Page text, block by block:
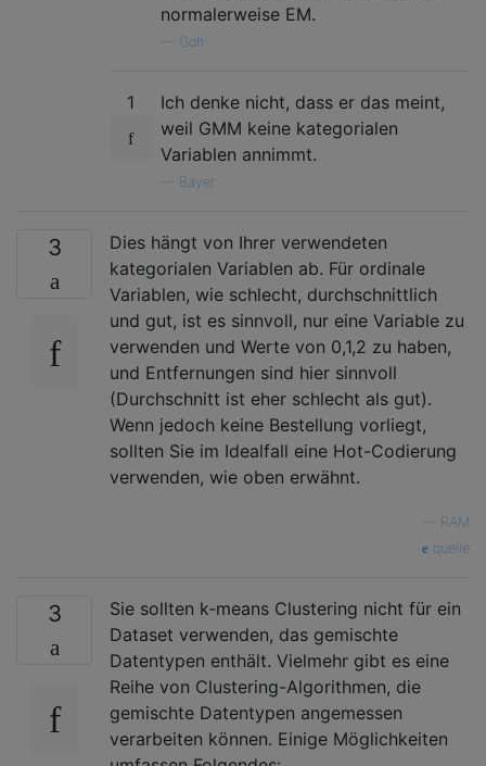
normalerweise EM.
Goh
1
Ich denke nicht, dass er das meint,
weil GMM keine kategorialen
Variablen annimmt.
Bayer
3
Dies hängt von Ihrer verwendeten
kategorialen Variablen ab. Für ordinale
Variablen, wie schlecht, durchschnittlich
und gut, ist es sinnvoll, nur eine Variable zu
verwenden und Werte von 0,1,2 zu haben,
und Entfernungen sind hier sinnvoll
(Durchschnitt ist eher schlecht als gut).
Wenn jedoch keine Bestellung vorliegt,
sollten Sie im Idealfall eine Hot-Codierung
verwenden, wie oben erwähnt.
RAM
quelle
3
Sie sollten k-means Clustering nicht für ein
Dataset verwenden, das gemischte
Datentypen enthält. Vielmehr gibt es eine
Reihe von Clustering-Algorithmen, die
gemischte Datentypen angemessen
verarbeiten können. Einige Möglichkeiten